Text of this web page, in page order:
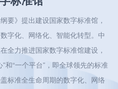
要》提出建设国家数字标准馆，
字化、网络化、智能化转型。中
全力推进国家数字标准馆建设，
和“一个平台”，即全球领先的标准
标准全生命周期的数字化、网络